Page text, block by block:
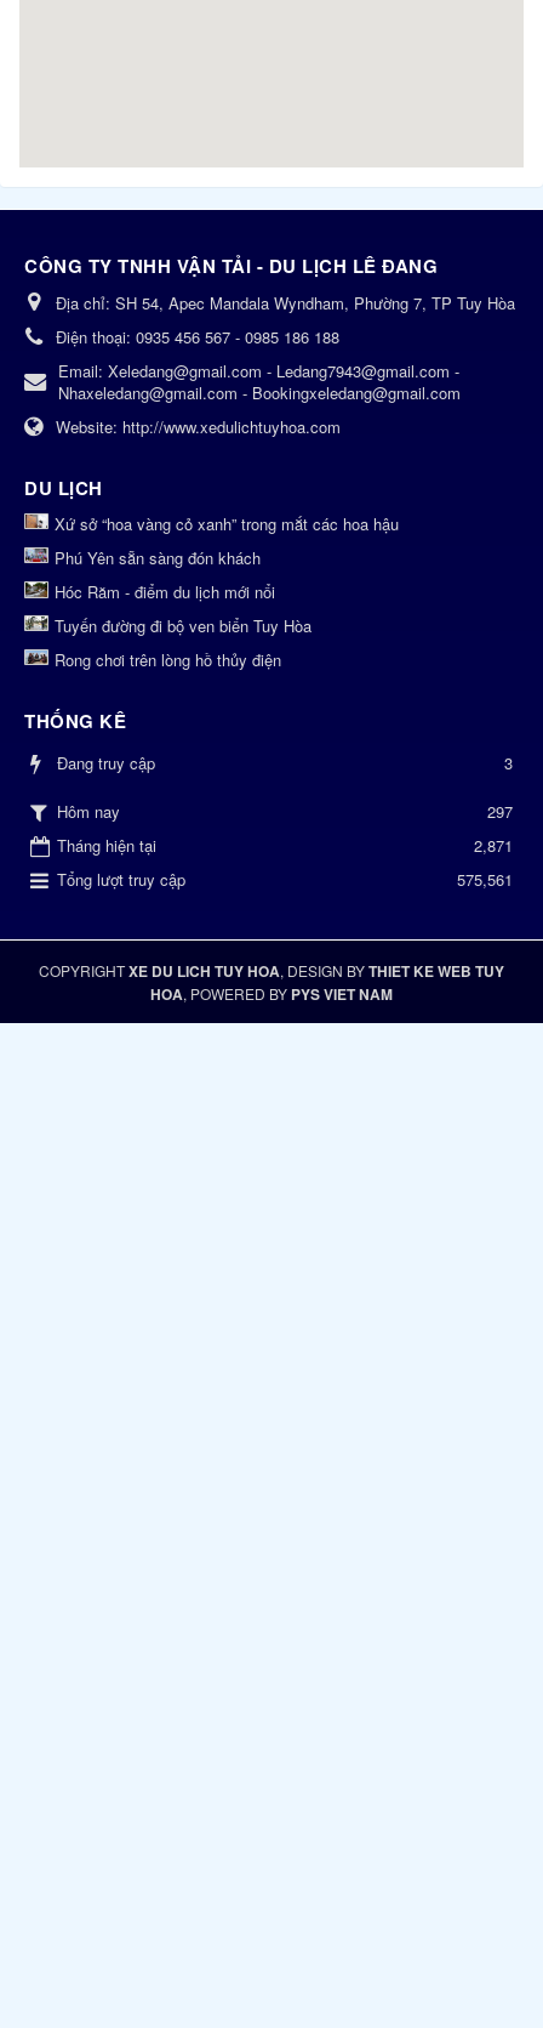
CÔNG TY TNHH VẬN TẢI - DU LỊCH LÊ ĐANG
Địa chỉ: SH 54, Apec Mandala Wyndham, Phường 7, TP Tuy Hòa
Điện thoại: 0935 456 567 - 0985 186 188
Email: Xeledang@gmail.com - Ledang7943@gmail.com -
Nhaxeledang@gmail.com - Bookingxeledang@gmail.com
Website: http://www.xedulichtuyhoa.com
DU LỊCH
Xứ sở “hoa vàng cỏ xanh” trong mắt các hoa hậu
Phú Yên sẵn sàng đón khách
Hóc Răm - điểm du lịch mới nổi
Tuyến đường đi bộ ven biển Tuy Hòa
Rong chơi trên lòng hồ thủy điện
THỐNG KÊ
Đang truy cập 3
Hôm nay
297
Tháng hiện tại
2,871
Tổng lượt truy cập
575,561
COPYRIGHTXE DU LICH TUY HOA, DESIGN BYTHIET KE WEB TUY
HOA, POWERED BY PYS VIET NAM